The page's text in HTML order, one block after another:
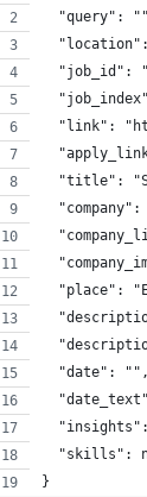
"query":
"job_id":
"link":
"title":
"company":
"place":
  "date": "",
"skills":
}